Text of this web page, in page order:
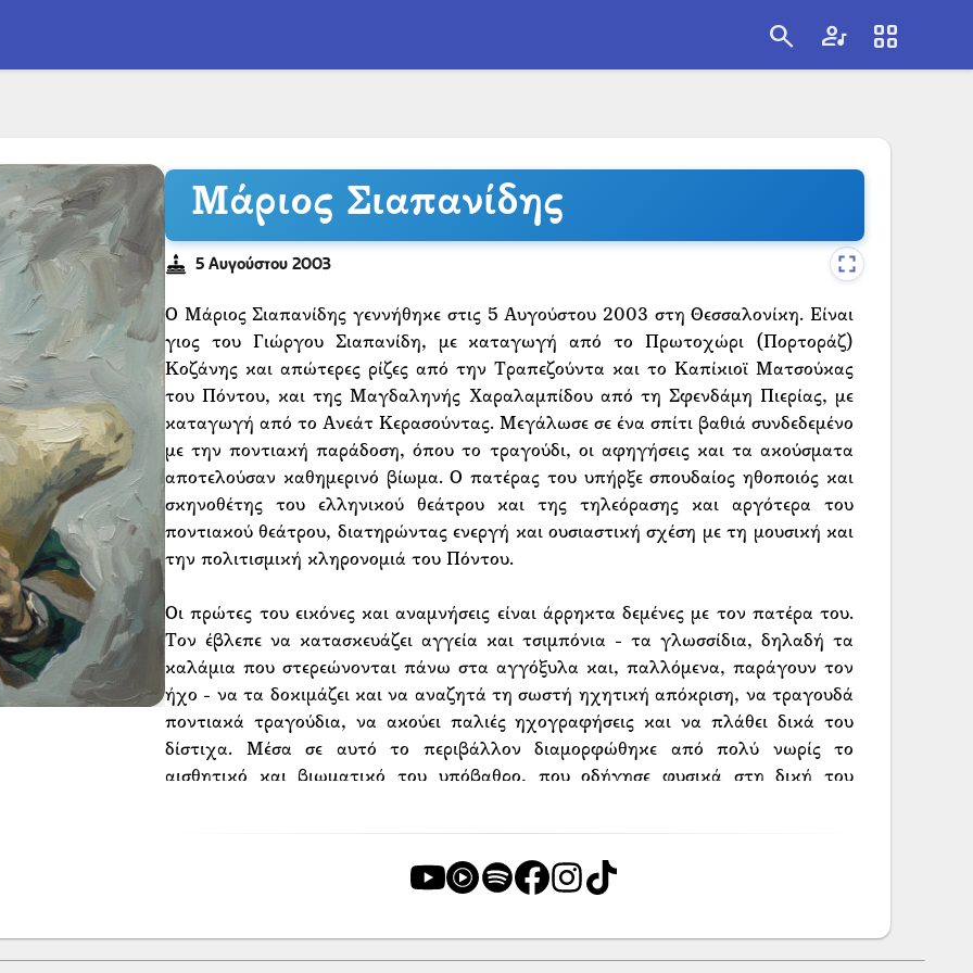
search artist view_cozy
Μάριος Σιαπανίδης
5 Αυγούστου 2003
Ο Μάριος Σιαπανίδης γεννήθηκε στις 5 Αυγούστου 2003 στη Θεσσαλονίκη. Είναι
γιος του Γιώργου Σιαπανίδη, με καταγωγή από το Πρωτοχώρι (Πορτοράζ)
Κοζάνης και απώτερες ρίζες από την Τραπεζούντα και το Καπίκιοϊ Ματσούκας
του Πόντου, και της Μαγδαληνής Χαραλαμπίδου από τη Σφενδάμη Πιερίας, με
καταγωγή από το Ανεάτ Κερασούντας. Μεγάλωσε σε ένα σπίτι βαθιά συνδεδεμένο
με την ποντιακή παράδοση, όπου το τραγούδι, οι αφηγήσεις και τα ακούσματα
αποτελούσαν καθημερινό βίωμα. Ο πατέρας του υπήρξε σπουδαίος ηθοποιός και
σκηνοθέτης του ελληνικού θεάτρου και της τηλεόρασης και αργότερα του
ποντιακού θεάτρου, διατηρώντας ενεργή και ουσιαστική σχέση με τη μουσική και
την πολιτισμική κληρονομιά του Πόντου.
Οι πρώτες του εικόνες και αναμνήσεις είναι άρρηκτα δεμένες με τον πατέρα του.
Τον έβλεπε να κατασκευάζει αγγεία και τσιμπόνια - τα γλωσσίδια, δηλαδή τα
καλάμια που στερεώνονται πάνω στα αγγόξυλα και, παλλόμενα, παράγουν τον
ήχο - να τα δοκιμάζει και να αναζητά τη σωστή ηχητική απόκριση, να τραγουδά
ποντιακά τραγούδια, να ακούει παλιές ηχογραφήσεις και να πλάθει δικά του
δίστιχα. Μέσα σε αυτό το περιβάλλον διαμορφώθηκε από πολύ νωρίς το
αισθητικό και βιωματικό του υπόβαθρο, που οδήγησε φυσικά στη δική του
Σε ηλικία δεκατριών ετών ζήτησε να διδαχθεί συστηματικά το αγγείο (τουλούμ’).
Τα πρώτα του βήματα βασίστηκαν σε παλιές ηχογραφήσεις του Κωνσταντίνου
ιδιαίτερο παικτικό ύφος, στοιχείο που διακρίνεται και στο δικό του παίξιμο. Πολύ